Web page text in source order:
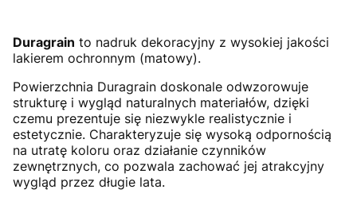
Duragrain to nadruk dekoracyjny z wysokiej jakości
lakierem ochronnym (matowy).
Powierzchnia Duragrain doskonale odwzorowuje
strukturę i wygląd naturalnych materiałów, dzięki
czemu prezentuje się niezwykle realistycznie i
estetycznie. Charakteryzuje się wysoką odpornością
na utratę koloru oraz działanie czynników
zewnętrznych, co pozwala zachować jej atrakcyjny
wygląd przez długie lata.